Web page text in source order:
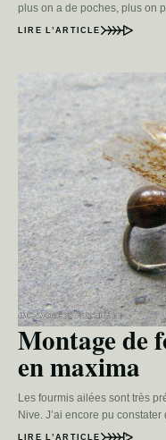
plus on a de poches, plus on
LIRE L’ARTICLE
Montage de
en maxima
Les fourmis ailées sont très
Nive. J’ai encore pu
LIRE L’ARTICLE